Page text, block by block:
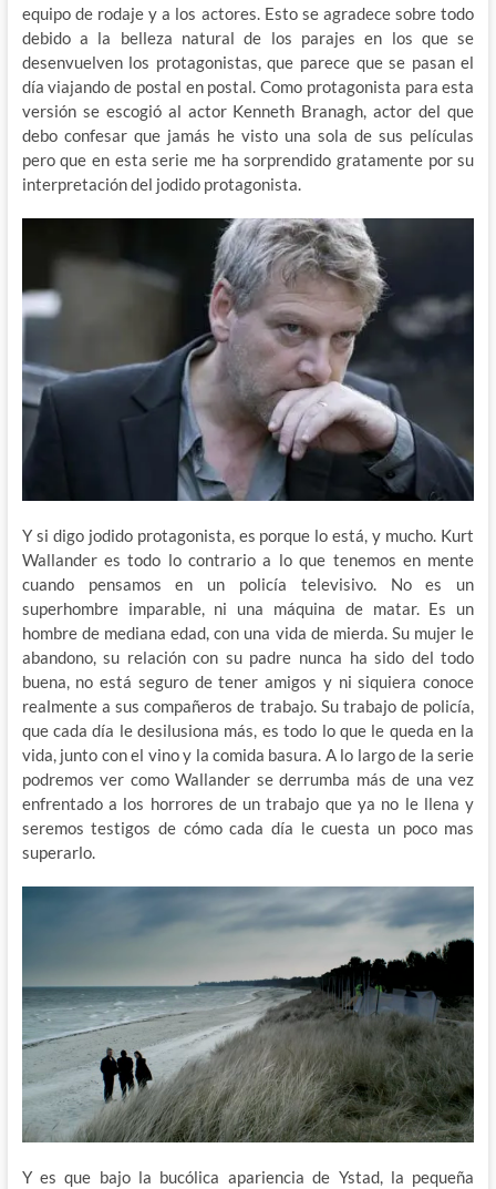
equipo de rodaje y a los actores. Esto se agradece sobre todo
debido a la belleza natural de los parajes en los que se
desenvuelven los protagonistas, que parece que se pasan el
día viajando de postal en postal. Como protagonista para esta
versión se escogió al actor Kenneth Branagh, actor del que
debo confesar que jamás he visto una sola de sus películas
pero que en esta serie me ha sorprendido gratamente por su
interpretación del jodido protagonista.
Y si digo jodido protagonista, es porque lo está, y mucho. Kurt
Wallander es todo lo contrario a lo que tenemos en mente
cuando pensamos en un policía televisivo. No es un
superhombre imparable, ni una máquina de matar. Es un
hombre de mediana edad, con una vida de mierda. Su mujer le
abandono, su relación con su padre nunca ha sido del todo
buena, no está seguro de tener amigos y ni siquiera conoce
realmente a sus compañeros de trabajo. Su trabajo de policía,
que cada día le desilusiona más, es todo lo que le queda en la
vida, junto con el vino y la comida basura. A lo largo de la serie
podremos ver como Wallander se derrumba más de una vez
enfrentado a los horrores de un trabajo que ya no le llena y
seremos testigos de cómo cada día le cuesta un poco mas
superarlo.
Y es que bajo la bucólica apariencia de Ystad, la pequeña